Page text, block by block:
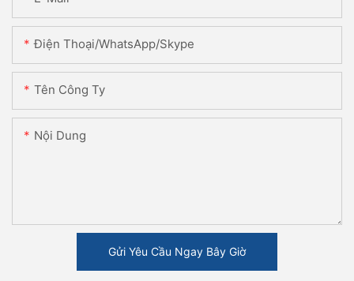
Điện Thoại/WhatsApp/Skype
Tên Công Ty
Nội Dung
Gửi Yêu Cầu Ngay Bây Giờ